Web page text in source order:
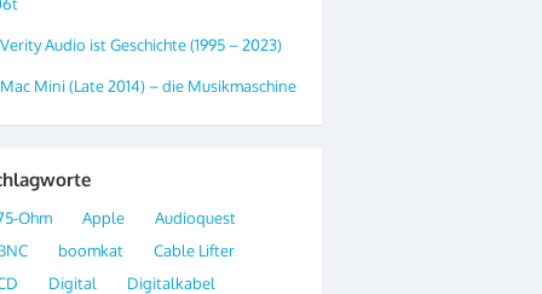
Verity Audio ist Geschichte (1995 – 2023)
Mac Mini (Late 2014) – die Musikmaschine
Ohm Apple
Audioquest
boomkat
Cable Lifter
Digital
Digitalkabel